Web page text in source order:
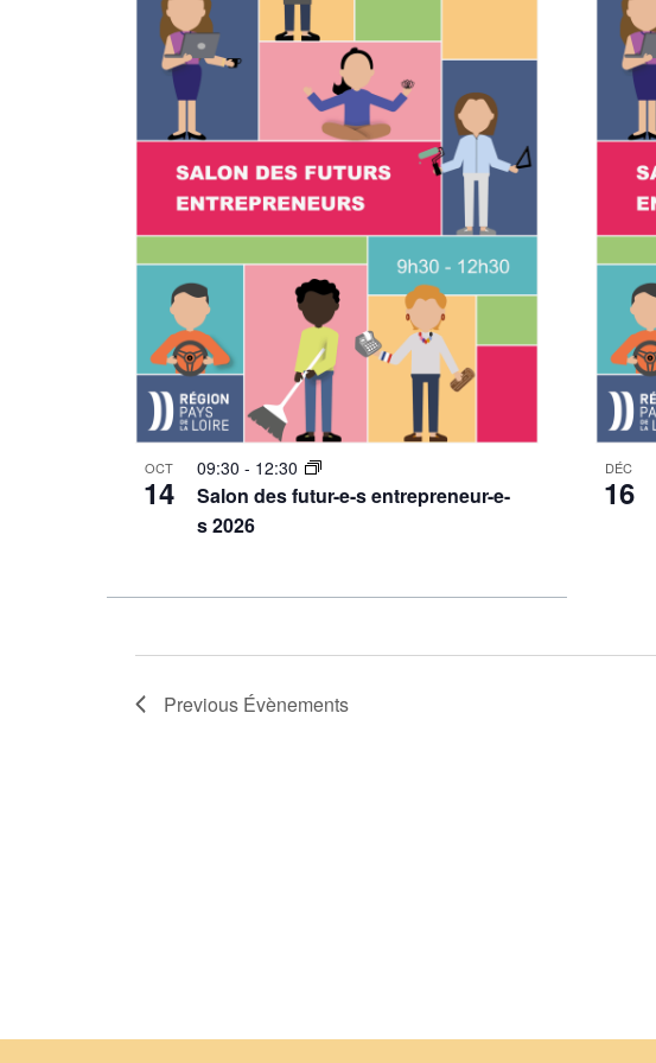
OCT
14
09:30 - 12:30
Salon des futur-e-s entrepreneur-e-
s 2026
DÉC
16
Previous Évènements